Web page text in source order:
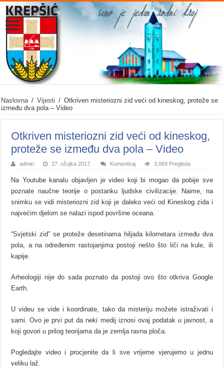
Naslovna / Vijesti / Otkriven misteriozni zid veći od kineskog, proteže se
između dva pola – Video
Otkriven misteriozni zid veći od kineskog,
proteže se između dva pola – Video
admin 27. ožujka 2017. Komentiraj 3,069 Pregleda
Na Youtube kanalu objavljen je video koji bi mogao da pobije sve
poznate naučne teorije o postanku ljudske civilizacije. Naime, na
snimku se vidi misteriozni zid koji je daleko veći od Kineskog zida i
najvećim djelom se nalazi ispod površine oceana.
“Svjetski zid” se proteže desetinama hiljada kilometara između dva
pola, a na određenim rastojanjima postoji nešto što liči na kule, ili
kapije.
Arheologiji nije do sada poznato da postoji ovo što otkriva Google
Earth.
U videu se vide i koordinate, tako da misteriju možete istraživati i
sami. Ovo je prvi put da neki medij iznosi ovaj podatak u javnost, a
koji govori u prilog teorijama da je zemlja ravna ploča.
Pogledajte video i procjenite da li sve vrijeme vjerujemo u jednu
veliku laž.